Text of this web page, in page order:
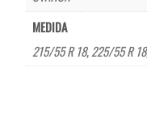
MEDIDA
215/55 R 18,225/55 R 18